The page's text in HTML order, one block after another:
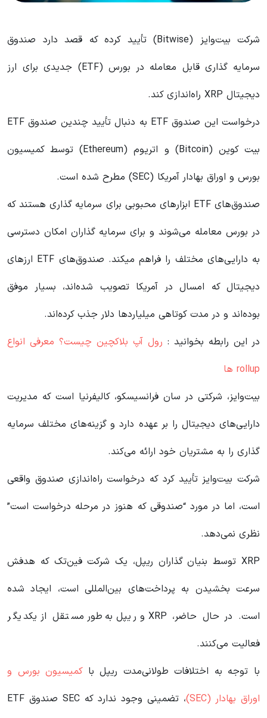
شرکت بیت‌وایز (Bitwise) تأیید کرده که قصد دارد صندوق
سرمایه‌ گذاری قابل معامله در بورس (ETF) جدیدی برای ارز
دیجیتال XRP راه‌اندازی کند.
درخواست این صندوق ETF به دنبال تأیید چندین صندوق‌ ETF
بیت‌ کوین (Bitcoin) و اتریوم (Ethereum) توسط کمیسیون
بورس و اوراق بهادار آمریکا (SEC) مطرح شده است.
صندوق‌های ETF ابزارهای محبوبی برای سرمایه‌ گذاری هستند که
در بورس معامله می‌شوند و برای سرمایه‌ گذاران امکان دسترسی
به دارایی‌های مختلف را فراهم میکند. صندوق‌های ETF ارزهای
دیجیتال که امسال در آمریکا تصویب شده‌اند، بسیار موفق
بوده‌اند و در مدت کوتاهی میلیاردها دلار جذب کرده‌اند.
در این رابطه بخوانید‌ : رول آپ بلاکچین چیست؟ معرفی انواع
rollup ها
بیت‌وایز، شرکتی در سان فرانسیسکو، کالیفرنیا است که مدیریت
دارایی‌های دیجیتال را بر عهده دارد و گزینه‌های مختلف سرمایه‌
گذاری را به مشتریان خود ارائه می‌کند.
شرکت بیت‌وایز تأیید کرد که درخواست راه‌اندازی صندوق واقعی
است، اما در مورد “صندوقی که هنوز در مرحله درخواست است”
نظری نمی‌دهد.
XRP توسط بنیان‌ گذاران ریپل، یک شرکت فین‌تک که هدفش
سرعت بخشیدن به پرداخت‌های بین‌المللی است، ایجاد شده
است. در حال حاضر، XRP و ریپل به‌طور مستقل از یکدیگر
فعالیت می‌کنند.
با توجه به اختلافات طولانی‌مدت ریپل با کمیسیون بورس و
اوراق بهادار (SEC)
، تضمینی وجود ندارد که SEC صندوق ETF